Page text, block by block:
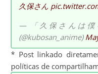
久保さん
— 「久保さんは僕
(@kubosan_anime)
* Post linkado
políticas de